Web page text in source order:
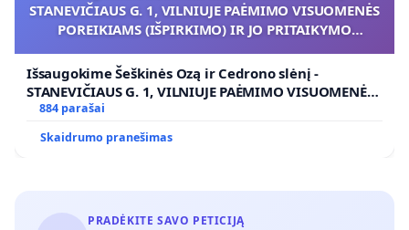
STANEVIČIAUS G. 1, VILNIUJE PAĖMIMO VISUOMENĖS
POREIKIAMS (IŠPIRKIMO) IR JO PRITAIKYMO
Išsaugokime Šeškinės Ozą ir Cedrono slėnį -
STANEVIČIAUS G. 1, VILNIUJE PAĖMIMO VISUOMENĖS
POREIKIAMS (IŠPIRKIMO) IR JO PRITAIKYMO VIEŠAJAI
884 parašai
Skaidrumo pranešimas
PRADĖKITE SAVO PETICIJĄ